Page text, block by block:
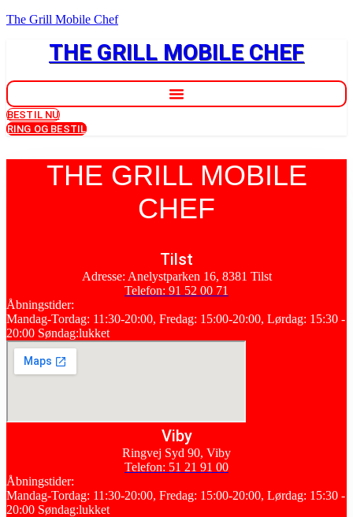
The Grill Mobile Chef
THE GRILL MOBILE CHEF
BESTIL NU
RING OG BESTIL
THE GRILL MOBILE
CHEF
Tilst
Adresse: Anelystparken 16, 8381 Tilst
Telefon: 91 52 00 71
Åbningstider:
Mandag-Tordag: 11:30-20:00, Fredag: 15:00-20:00, Lørdag: 15:30 -
20:00 Søndag:lukket
Viby
Ringvej Syd 90, Viby
Telefon: 51 21 91 00
Åbningstider:
Mandag-Tordag: 11:30-20:00, Fredag: 15:00-20:00, Lørdag: 15:30 -
20:00 Søndag:lukket